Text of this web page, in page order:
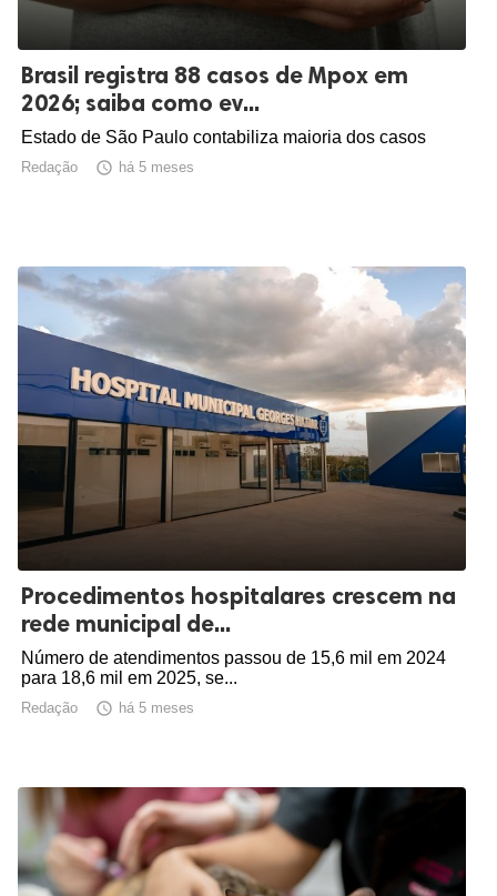
Brasil registra 88 casos de Mpox em
2026; saiba como ev...
Estado de São Paulo contabiliza maioria dos casos
Redação  há 5 meses
Procedimentos hospitalares crescem na
rede municipal de...
Número de atendimentos passou de 15,6 mil em 2024
para 18,6 mil em 2025, se...
Redação  há 5 meses